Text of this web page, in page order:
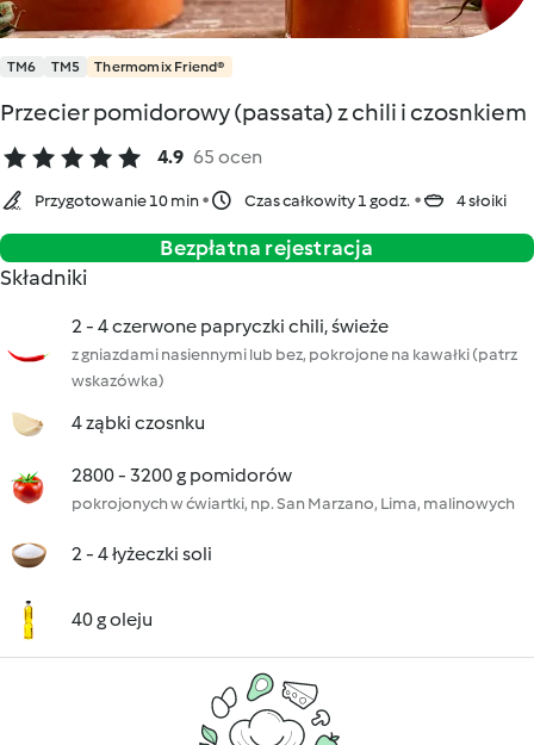
TM6 TM5 Thermomix Friend®
Przecier pomidorowy (passata) z chili i czosnkiem
4.9 65 ocen
Przygotowanie 10 min Czas całkowity 1 godz. 4 słoiki
Bezpłatna rejestracja
Składniki
2 - 4 czerwone papryczki chili, świeże
z gniazdami nasiennymi lub bez, pokrojone na kawałki (patrz
wskazówka)
4 ząbki czosnku
2800 - 3200 g pomidorów
pokrojonych w ćwiartki, np. San Marzano, Lima, malinowych
2 - 4 łyżeczki soli
40 g oleju